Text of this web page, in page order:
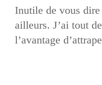
Inutile de vous
ailleurs. J’ai tout
l’avantage